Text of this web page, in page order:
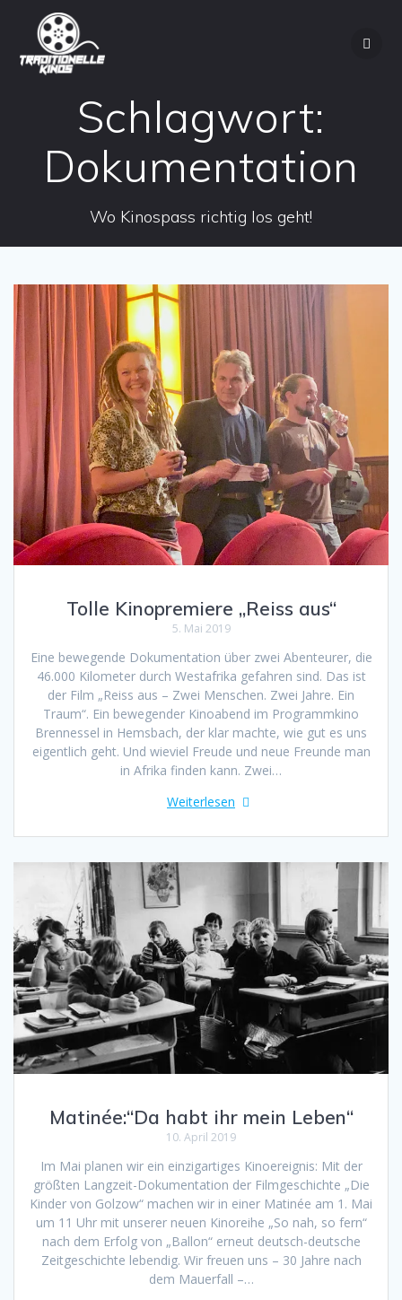
Schlagwort:
Dokumentation
Wo Kinospass richtig los geht!
Tolle Kinopremiere „Reiss aus“
5. Mai 2019
Eine bewegende Dokumentation über zwei Abenteurer, die
46.000 Kilometer durch Westafrika gefahren sind. Das ist
der Film „Reiss aus – Zwei Menschen. Zwei Jahre. Ein
Traum“. Ein bewegender Kinoabend im Programmkino
Brennessel in Hemsbach, der klar machte, wie gut es uns
eigentlich geht. Und wieviel Freude und neue Freunde man
in Afrika finden kann. Zwei…
Weiterlesen
Matinée:“Da habt ihr mein Leben“
10. April 2019
Im Mai planen wir ein einzigartiges Kinoereignis: Mit der
größten Langzeit-Dokumentation der Filmgeschichte „Die
Kinder von Golzow“ machen wir in einer Matinée am 1. Mai
um 11 Uhr mit unserer neuen Kinoreihe „So nah, so fern“
nach dem Erfolg von „Ballon“ erneut deutsch-deutsche
Zeitgeschichte lebendig. Wir freuen uns – 30 Jahre nach
dem Mauerfall –…